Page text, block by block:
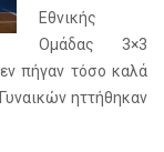
Εθνικής
Ομάδας 3×3
πήγαν τόσο καλά
ηττήθηκαν